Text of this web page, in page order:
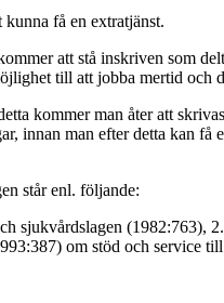
få en extratjänst.
att stå inskriven som
till att jobba mertid och
kommer man åter att
innan man efter detta kan
står enl. följande:
sjukvårdslagen (1982:763),
om stöd och service